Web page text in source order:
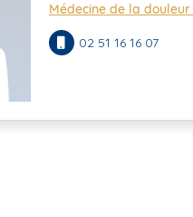
Médecine de la
02 51 16 16 07